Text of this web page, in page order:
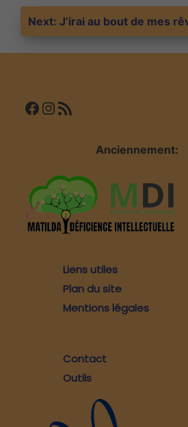
de
l’article
Next: J’irai au bout de mes
Facebook InstagramFlux RSS
Anciennement:
Liens utiles
Plan du site
Mentions légales
Contact
Outils